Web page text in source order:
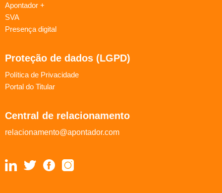
Apontador +
SVA
Presença digital
Proteção de dados (LGPD)
Política de Privacidade
Portal do Titular
Central de relacionamento
relacionamento@apontador.com